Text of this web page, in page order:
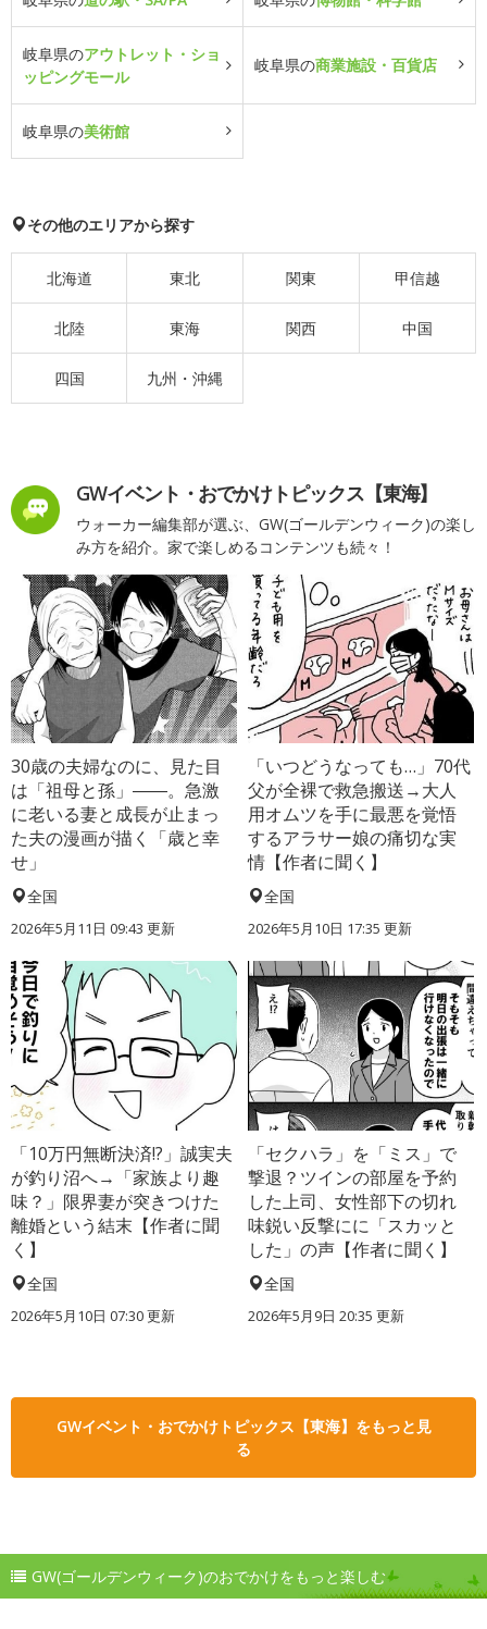
岐阜県のアウトレット・ショ
ッピングモール
岐阜県の商業施設・百貨店
岐阜県の美術館
その他のエリアから探す
北海道 東北 関東 甲信越
北陸 東海 関西 中国
四国 九州・沖縄
GWイベント・おでかけトピックス【東海】
ウォーカー編集部が選ぶ、GW(ゴールデンウィーク)の楽し
み方を紹介。家で楽しめるコンテンツも続々！
30歳の夫婦なのに、見た目
は「祖母と孫」――。急激
に老いる妻と成長が止まっ
た夫の漫画が描く「歳と幸
せ」
全国
2026年5月11日 09:43 更新
「いつどうなっても…」70代
父が全裸で救急搬送→大人
用オムツを手に最悪を覚悟
するアラサー娘の痛切な実
情【作者に聞く】
全国
2026年5月10日 17:35 更新
「10万円無断決済!?」誠実夫
が釣り沼へ→「家族より趣
味？」限界妻が突きつけた
離婚という結末【作者に聞
く】
全国
2026年5月10日 07:30 更新
「セクハラ」を「ミス」で
撃退？ツインの部屋を予約
した上司、女性部下の切れ
味鋭い反撃にに「スカッと
した」の声【作者に聞く】
全国
2026年5月9日 20:35 更新
GWイベント・おでかけトピックス【東海】をもっと見
る
GW(ゴールデンウィーク)のおでかけをもっと楽しむ